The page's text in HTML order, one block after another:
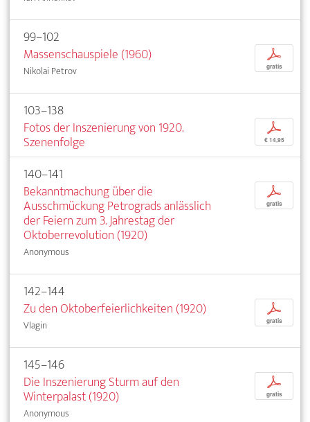
99–102
Massenschauspiele (1960)
Nikolai Petrov
p
gratis
103–138
Fotos der Inszenierung von 1920.
Szenenfolge
p
€ 14,95
140–141
Bekanntmachung über die
Ausschmückung Petrograds anlässlich
der Feiern zum 3. Jahrestag der
Oktoberrevolution (1920)
Anonymous
p
gratis
142–144
Zu den Oktoberfeierlichkeiten (1920)
Vlagin
p
gratis
145–146
Die Inszenierung Sturm auf den
Winterpalast (1920)
Anonymous
p
gratis